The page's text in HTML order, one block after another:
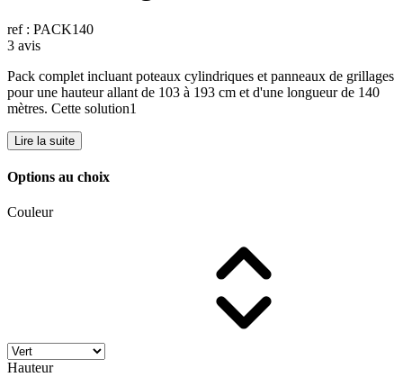
ref : PACK140
3 avis
Pack complet incluant poteaux cylindriques et panneaux de grillages
pour une hauteur allant de 103 à 193 cm et d'une longueur de 140
mètres. Cette solution1
Lire la suite
Options au choix
Couleur
Hauteur